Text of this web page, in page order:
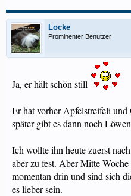
Locke
Prominenter Benutzer
Ja, er hält schön still
Er hat vorher Apfelstreifeli und
später gibt es dann noch
Ich wollte ihn heute zuerst
aber zu fest. Aber Mitte
momentan drin und sind sich
es lieber sein.